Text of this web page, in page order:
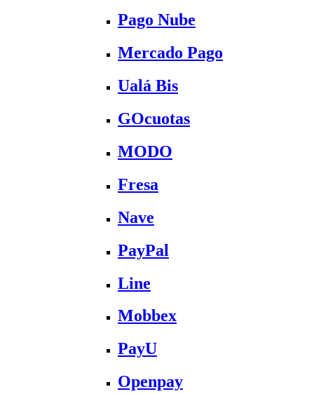
Pago Nube
Mercado Pago
Ualá Bis
GOcuotas
MODO
Fresa
Nave
PayPal
Line
Mobbex
PayU
Openpay